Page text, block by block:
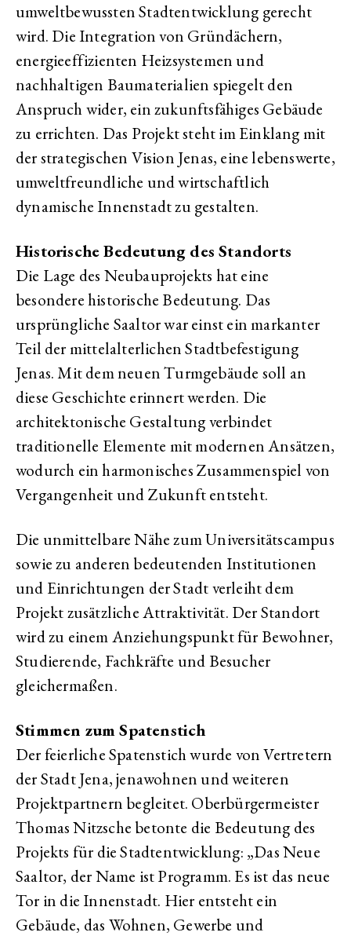
umweltbewussten Stadtentwicklung gerecht
wird. Die Integration von Gründächern,
energieeffizienten Heizsystemen und
nachhaltigen Baumaterialien spiegelt den
Anspruch wider, ein zukunftsfähiges Gebäude
zu errichten. Das Projekt steht im Einklang mit
der strategischen Vision Jenas, eine lebenswerte,
umweltfreundliche und wirtschaftlich
dynamische Innenstadt zu gestalten.
Historische Bedeutung des Standorts
Die Lage des Neubauprojekts hat eine
besondere historische Bedeutung. Das
ursprüngliche Saaltor war einst ein markanter
Teil der mittelalterlichen Stadtbefestigung
Jenas. Mit dem neuen Turmgebäude soll an
diese Geschichte erinnert werden. Die
architektonische Gestaltung verbindet
traditionelle Elemente mit modernen Ansätzen,
wodurch ein harmonisches Zusammenspiel von
Vergangenheit und Zukunft entsteht.
Die unmittelbare Nähe zum Universitätscampus
sowie zu anderen bedeutenden Institutionen
und Einrichtungen der Stadt verleiht dem
Projekt zusätzliche Attraktivität. Der Standort
wird zu einem Anziehungspunkt für Bewohner,
Studierende, Fachkräfte und Besucher
gleichermaßen.
Stimmen zum Spatenstich
Der feierliche Spatenstich wurde von Vertretern
der Stadt Jena, jenawohnen und weiteren
Projektpartnern begleitet. Oberbürgermeister
Thomas Nitzsche betonte die Bedeutung des
Projekts für die Stadtentwicklung: „Das Neue
Saaltor, der Name ist Programm. Es ist das neue
Tor in die Innenstadt. Hier entsteht ein
Gebäude, das Wohnen, Gewerbe und